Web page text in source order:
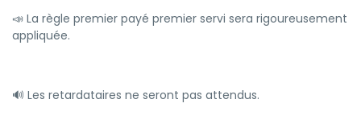
📣 La règle premier payé premier servi sera rigoureusement
appliquée.
🔊 Les retardataires ne seront pas attendus.